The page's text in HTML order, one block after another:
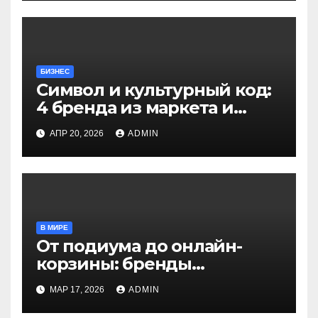
БИЗНЕС
Символ и культурный код:
4 бренда из маркета и
шоурума Московской
недели моды,
переосмысляющие
национальное наследие
АПР 20, 2026 ADMIN
В МИРЕ
От подиума до онлайн-
корзины: бренды
Московской недели моды
покоряют маркетплейсы
МАР 17, 2026 ADMIN